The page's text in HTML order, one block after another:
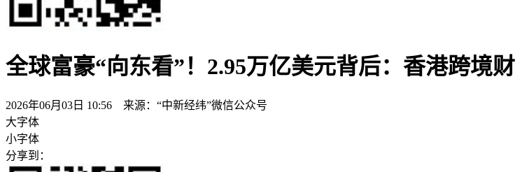
全球富豪“向东看”！2.95万亿美元背后：香港跨境
2026年06月03日 10:56 来源：“中新经纬”微信公众号
大字体
小字体
分享到：